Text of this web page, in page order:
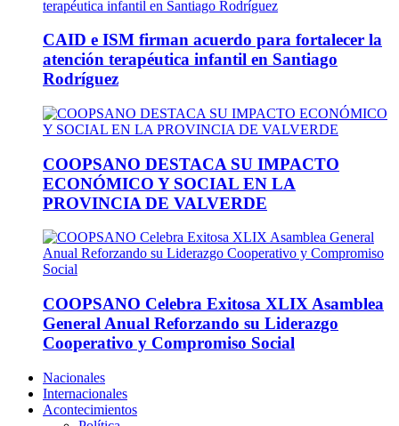
CAID e ISM firman acuerdo para fortalecer la
atención terapéutica infantil en Santiago
Rodríguez
COOPSANO DESTACA SU IMPACTO
ECONÓMICO Y SOCIAL EN LA
PROVINCIA DE VALVERDE
COOPSANO Celebra Exitosa XLIX Asamblea
General Anual Reforzando su Liderazgo
Cooperativo y Compromiso Social
Nacionales
Internacionales
Acontecimientos